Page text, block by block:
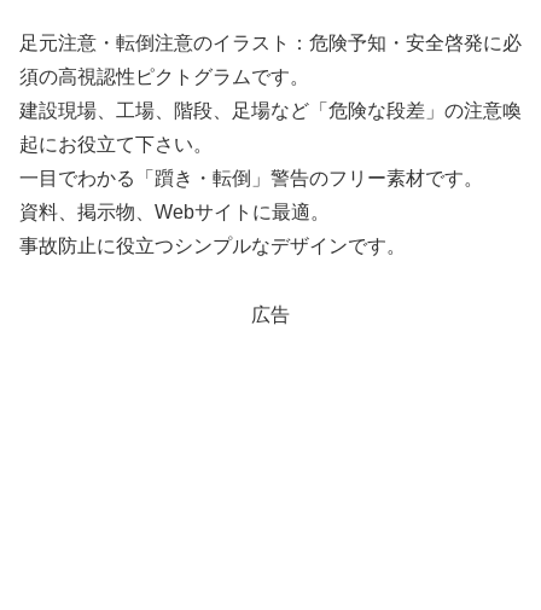
足元注意・転倒注意のイラスト：危険予知・安全啓発に必
須の高視認性ピクトグラムです。
建設現場、工場、階段、足場など「危険な段差」の注意喚
起にお役立て下さい。
一目でわかる「躓き・転倒」警告のフリー素材です。
資料、掲示物、Webサイトに最適。
事故防止に役立つシンプルなデザインです。
広告